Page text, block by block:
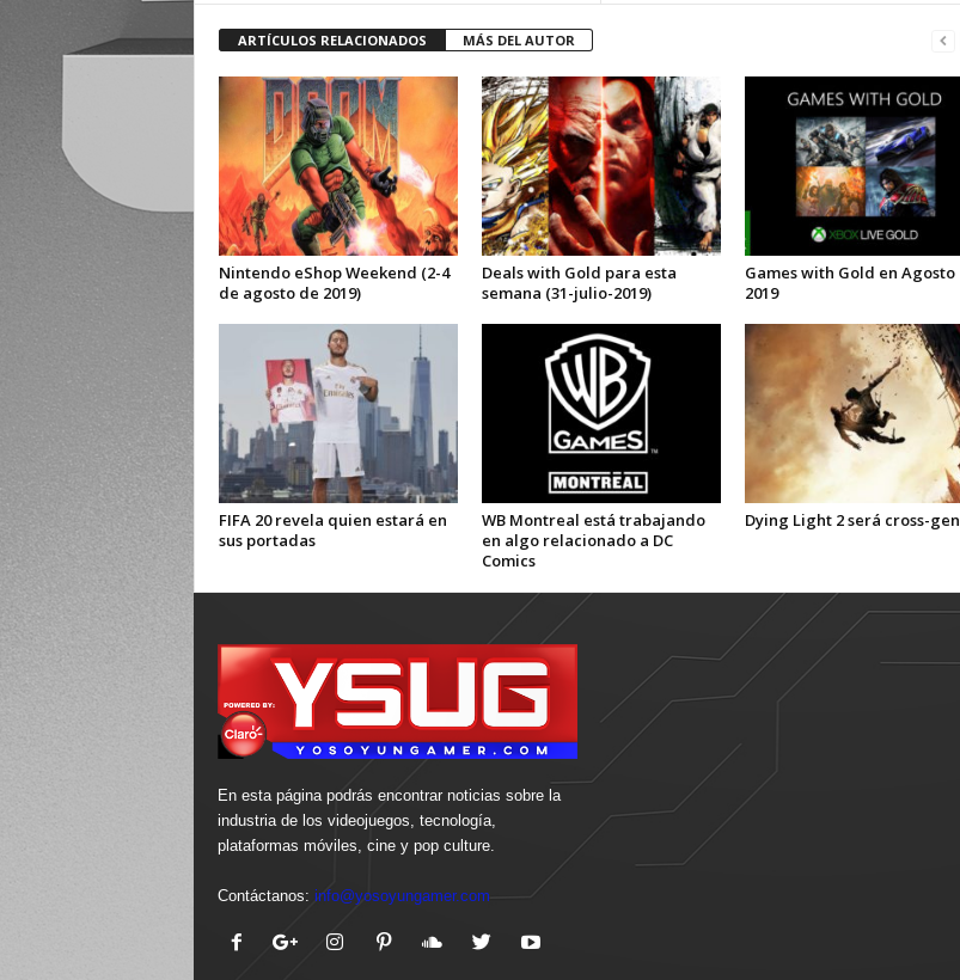
ARTÍCULOS RELACIONADOS MÁS DEL AUTOR
Nintendo eShop Weekend (2-4
de agosto de 2019)
Deals with Gold para esta
semana (31-julio-2019)
Games with Gold en Agosto
2019
FIFA 20 revela quien estará en
sus portadas
WB Montreal está trabajando
en algo relacionado a DC
Comics
Dying Light 2 será cross-gen
En esta página podrás encontrar noticias sobre la
industria de los videojuegos, tecnología,
plataformas móviles, cine y pop culture.
Contáctanos: info@yosoyungamer.com